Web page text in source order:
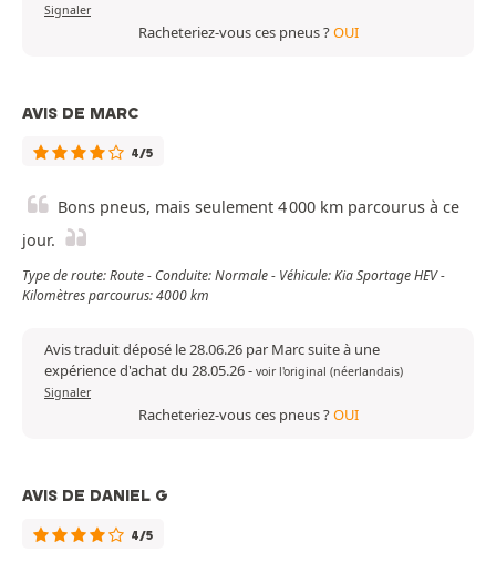
Signaler
Racheteriez-vous ces pneus ?OUI
AVIS DE MARC
4/5
Bons pneus, mais seulement 4 000 km parcourus à ce
jour.
Type de route: Route - Conduite: Normale - Véhicule: Kia Sportage HEV -
Kilomètres parcourus: 4000 km
Avis traduit déposé le 28.06.26 par Marc suite à une
expérience d'achat du 28.05.26- voir l'original (néerlandais)
Signaler
Racheteriez-vous ces pneus ?OUI
AVIS DE DANIEL G
4/5